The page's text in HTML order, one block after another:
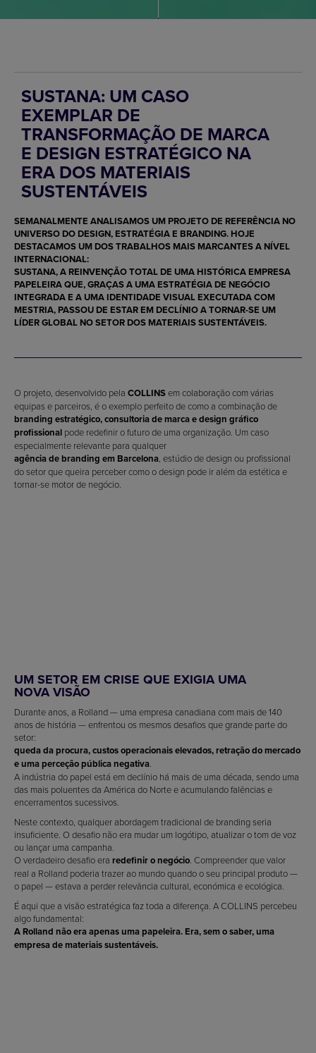
SUSTANA: UM CASO
EXEMPLAR DE
TRANSFORMAÇÃO DE MARCA
E DESIGN ESTRATÉGICO NA
ERA DOS MATERIAIS
SUSTENTÁVEIS
SEMANALMENTE ANALISAMOS UM PROJETO DE REFERÊNCIA NO
UNIVERSO DO DESIGN, ESTRATÉGIA E BRANDING. HOJE
DESTACAMOS UM DOS TRABALHOS MAIS MARCANTES A NÍVEL
INTERNACIONAL:
SUSTANA, A REINVENÇÃO TOTAL DE UMA HISTÓRICA EMPRESA
PAPELEIRA QUE, GRAÇAS A UMA ESTRATÉGIA DE NEGÓCIO
INTEGRADA E A UMA IDENTIDADE VISUAL EXECUTADA COM
MESTRIA, PASSOU DE ESTAR EM DECLÍNIO A TORNAR-SE UM
LÍDER GLOBAL NO SETOR DOS MATERIAIS SUSTENTÁVEIS.
O projeto, desenvolvido pela COLLINSem colaboração com várias
equipas e parceiros, é o exemplo perfeito de como a combinação de
branding estratégico, consultoria de marca e design gráfico
profissional pode redefinir o futuro de uma organização. Um caso
especialmente relevante para qualquer
agência de branding em Barcelona , estúdio de design ou profissional
do setor que queira perceber como o design pode ir além da estética e
tornar-se motor de negócio.
UM SETOR EM CRISE QUE EXIGIA UMA
NOVA VISÃO
Durante anos, a Rolland — uma empresa canadiana com mais de 140
anos de história — enfrentou os mesmos desafios que grande parte do
setor:
queda da procura, custos operacionais elevados, retração do mercado
e uma perceção pública negativa.
A indústria do papel está em declínio há mais de uma década, sendo uma
das mais poluentes da América do Norte e acumulando falências e
encerramentos sucessivos.
Neste contexto, qualquer abordagem tradicional de branding seria
insuficiente. O desafio não era mudar um logótipo, atualizar o tom de voz
ou lançar uma campanha.
O verdadeiro desafio era redefinir o negócio. Compreender que valor
real a Rolland poderia trazer ao mundo quando o seu principal produto —
o papel — estava a perder relevância cultural, económica e ecológica.
É aqui que a visão estratégica faz toda a diferença. A COLLINS percebeu
algo fundamental:
A Rolland não era apenas uma papeleira. Era, sem o saber, uma
empresa de materiais sustentáveis.